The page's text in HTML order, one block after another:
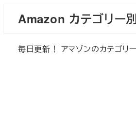
Amazon カテゴリー
毎日更新！ アマゾンのカテゴリ